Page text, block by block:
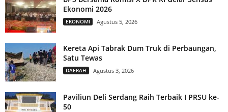
Ekonomi 2026
EKONOMI Agustus 5, 2026
Kereta Api Tabrak Dum Truk di Perbaungan,
Satu Tewas
DAERAH Agustus 3, 2026
Paviliun Deli Serdang Raih Terbaik I PRSU ke-
50